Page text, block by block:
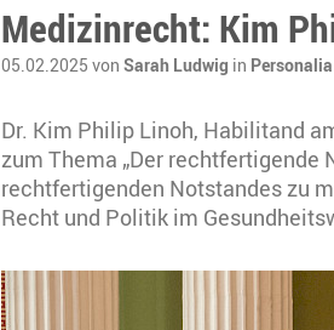
Medizinrecht: Kim
05.02.2025 von Sarah Ludwig in Personalia
Dr. Kim Philip Linoh, Habilitand
zum Thema „Der
rechtfertigenden Notstandes zu
Recht und Politik im